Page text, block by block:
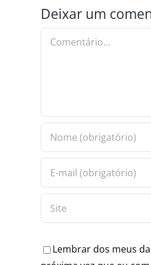
RAPIDEZ E
PRECISÃO
Deixar um
Comentário
Lembrar dos meus